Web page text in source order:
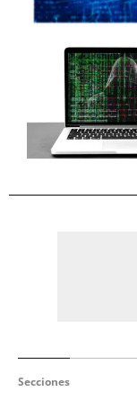
Secciones